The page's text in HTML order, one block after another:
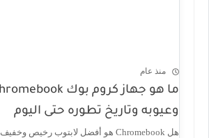
منذ عام
وعيوبه وتاريخ تطوره حتى اليوم